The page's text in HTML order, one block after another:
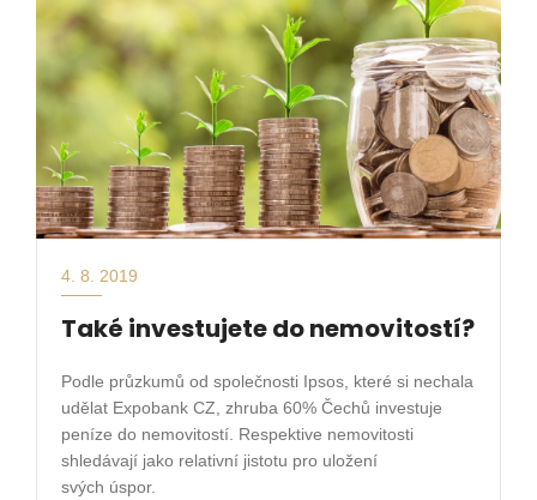
4. 8. 2019
Také investujete do nemovitostí?
Podle průzkumů od společnosti Ipsos, které si nechala
udělat Expobank CZ, zhruba 60% Čechů investuje
peníze do nemovitostí. Respektive nemovitosti
shledávají jako relativní jistotu pro uložení
svých úspor.